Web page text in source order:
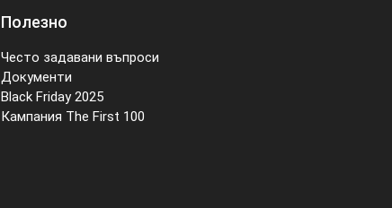
Полезно
Често задавани въпроси
Документи
Black Friday 2025
Кампания The First 100